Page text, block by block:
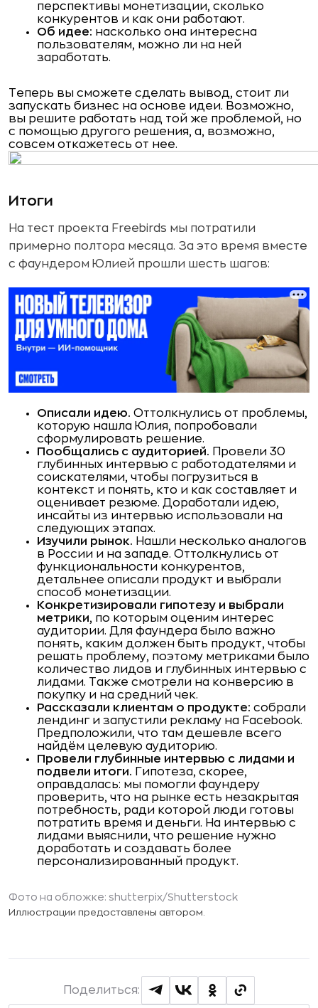
перспективы монетизации, сколько
конкурентов и как они работают.
Об идее: насколько она интересна
пользователям, можно ли на ней
заработать.
Теперь вы сможете сделать вывод, стоит ли
запускать бизнес на основе идеи. Возможно,
вы решите работать над той же проблемой, но
с помощью другого решения, а, возможно,
совсем откажетесь от нее.
Итоги
На тест проекта Freebirds мы потратили
примерно полтора месяца. За это время вместе
с фаундером Юлией прошли шесть шагов:
Описали идею. Оттолкнулись от проблемы,
которую нашла Юлия, попробовали
сформулировать решение.
Пообщались с аудиторией. Провели 30
глубинных интервью с работодателями и
соискателями, чтобы погрузиться в
контекст и понять, кто и как составляет и
оценивает резюме. Доработали идею,
инсайты из интервью использовали на
следующих этапах.
Изучили рынок. Нашли несколько аналогов
в России и на западе. Оттолкнулись от
функциональности конкурентов,
детальнее описали продукт и выбрали
способ монетизации.
Конкретизировали гипотезу и выбрали
метрики, по которым оценим интерес
аудитории. Для фаундера было важно
понять, каким должен быть продукт, чтобы
решать проблему, поэтому метриками было
количество лидов и глубинных интервью с
лидами. Также смотрели на конверсию в
покупку и на средний чек.
Рассказали клиентам о продукте: собрали
лендинг и запустили рекламу на Facebook.
Предположили, что там дешевле всего
найдём целевую аудиторию.
Провели глубинные интервью с лидами и
подвели итоги. Гипотеза, скорее,
оправдалась: мы помогли фаундеру
проверить, что на рынке есть незакрытая
потребность, ради которой люди готовы
потратить время и деньги. На интервью с
лидами выяснили, что решение нужно
доработать и создавать более
персонализированный продукт.
Фото на обложке: shutterpix/Shutterstock
Иллюстрации предоставлены автором.
Поделиться: